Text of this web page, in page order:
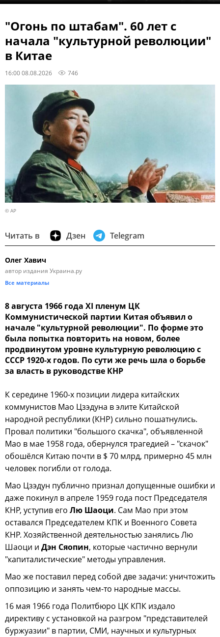
"Огонь по штабам". 60 лет с
начала "культурной революции"
в Китае
16:00 08.08.2026 746
© AP
Читать в Дзен Telegram
Олег Хавич
автор издания Украина.ру
Все материалы
8 августа 1966 года XI пленум ЦК
Коммунистической партии Китая объявил о
начале "культурной революции". По форме это
была попытка повторить на новом, более
продвинутом уровне культурную революцию с
СССР 1920-х годов. По сути же речь шла о борьбе
за власть в руководстве КНР
К середине 1960-х позиции лидера китайских
коммунистов Мао Цзэдуна в элите Китайской
народной республики (КНР) сильно пошатнулись.
Провал политики "большого скачка", объявленной
Мао в мае 1958 года, обернулся трагедией – "скачок"
обошёлся Китаю почти в $ 70 млрд, примерно 45 млн
человек погибли от голода.
Мао Цзэдун публично признал допущенные ошибки и
даже покинул в апреле 1959 года пост Председателя
КНР, уступив его Лю Шаоци. Сам Мао при этом
оставался Председателем КПК и Военного Совета
КНР. Хозяйственной деятельностью занялись Лю
Шаоци и Дэн Сяопин, которые частично вернули
"капиталистические" методы управления.
Мао же поставил перед собой две задачи: уничтожить
оппозицию и занять чем-то народные массы.
16 мая 1966 года Политбюро ЦК КПК издало
директиву с установкой на разгром "представителей
буржуазии" в партии, СМИ, научных и культурных